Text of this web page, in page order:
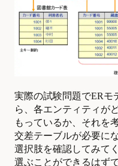
実際の試験問題でERモ
ら、各エンティティが
もっているか、それを
交差テーブルが必要に
選択肢を確認してみて
選ぶことができるはず